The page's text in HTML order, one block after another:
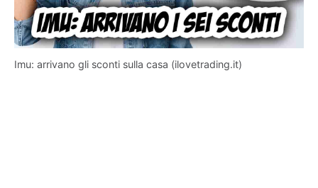
Imu: arrivano gli sconti sulla casa (ilovetrading.it)